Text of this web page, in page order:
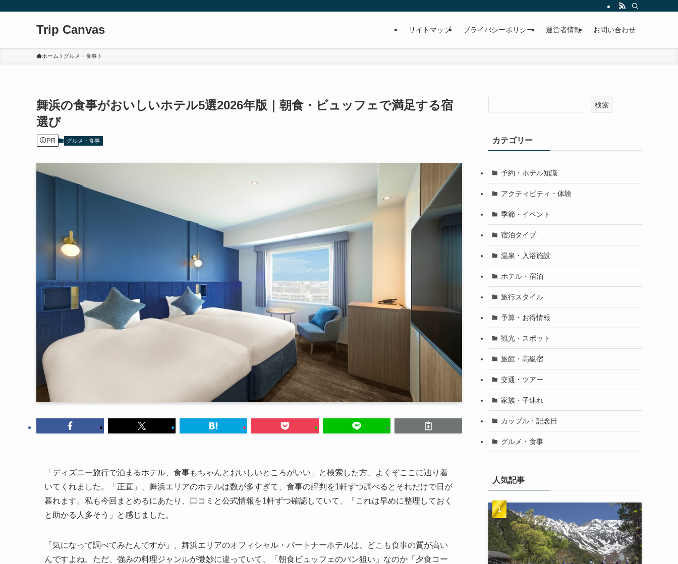
Trip Canvas サイトマップ プライバシーポリシー 運営者情報 お問い合わせ
ホーム グルメ・食事
舞浜の食事がおいしいホテル5選2026年版｜朝食・ビュッフェで満足する宿
選び
PR グルメ・食事
「ディズニー旅行で泊まるホテル、食事もちゃんとおいしいところがいい」と検索した方、よくぞここに辿り着
いてくれました。「正直」、舞浜エリアのホテルは数が多すぎて、食事の評判を1軒ずつ調べるとそれだけで日が
暮れます。私も今回まとめるにあたり、口コミと公式情報を1軒ずつ確認していて、「これは早めに整理しておく
と助かる人多そう」と感じました。
「気になって調べてみたんですが」、舞浜エリアのオフィシャル・パートナーホテルは、どこも食事の質が高い
んですよね。ただ、強みの料理ジャンルが微妙に違っていて、「朝食ビュッフェのパン狙い」なのか「夕食コー
検索
カテゴリー
予約・ホテル知識
アクティビティ・体験
季節・イベント
宿泊タイプ
温泉・入浴施設
ホテル・宿泊
旅行スタイル
予算・お得情報
観光・スポット
旅館・高級宿
交通・ツアー
家族・子連れ
カップル・記念日
グルメ・食事
人気記事